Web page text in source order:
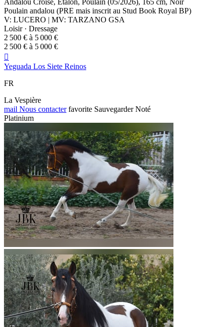
Andalou Croisé, Étalon, Poulain (05/2026), 165 cm, Noir
Poulain andalou (PRE mais inscrit au Stud Book Royal BP)
V: LUCERO | MV: TARZANO GSA
Loisir · Dressage
2 500 € à 5 000 €
2 500 € à 5 000 €

Yeguada Los Siete Reinos
FR
La Vespière
mail Nous contacter favorite Sauvegarder Noté
Platinium